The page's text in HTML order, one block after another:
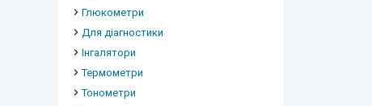
Глюкометри
Для діагностики
Інгалятори
Термометри
Тонометри